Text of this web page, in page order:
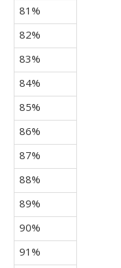
81%
82%
83%
84%
85%
86%
87%
88%
89%
90%
91%